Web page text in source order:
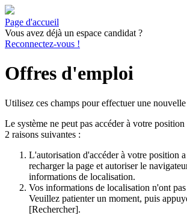
Page d'accueil
Vous avez déjà un espace candidat ?
Reconnectez-vous !
Offres d'emploi
Utilisez ces champs pour effectuer une
Le système ne peut pas accéder à votre
2 raisons suivantes :
L'autorisation d'accéder à votre position
recharger la page et autoriser le
informations de localisation.
Vos informations de localisation n'ont pas
Veuillez patienter un moment, puis
[Rechercher].